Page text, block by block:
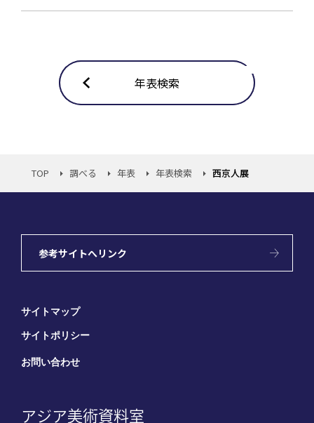
年表検索
TOP 調べる 年表 年表検索 西京人展
参考サイトへリンク
サイトマップ
サイトポリシー
お問い合わせ
アジア美術資料室